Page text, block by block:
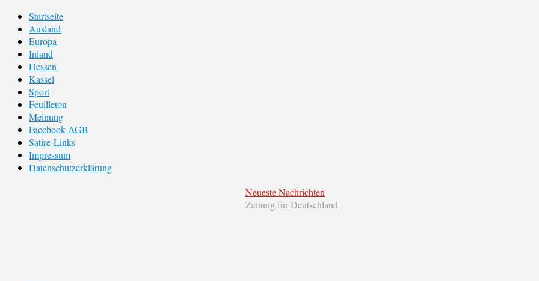
Startseite
Ausland
Europa
Inland
Hessen
Kassel
Sport
Feuilleton
Meinung
Facebook-AGB
Satire-Links
Impressum
Datenschutzerklärung
Neueste Nachrichten
Zeitung für Deutschland